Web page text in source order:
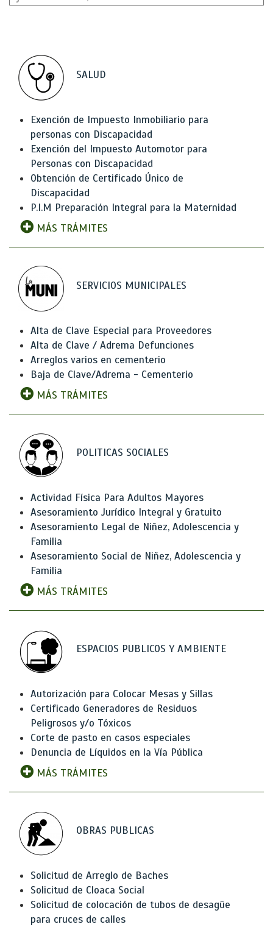
SALUD
Exención de Impuesto Inmobiliario para
personas con Discapacidad
Exención del Impuesto Automotor para
Personas con Discapacidad
Obtención de Certificado Único de
Discapacidad
P.I.M Preparación Integral para la Maternidad
MÁS TRÁMITES
SERVICIOS MUNICIPALES
Alta de Clave Especial para Proveedores
Alta de Clave / Adrema Defunciones
Arreglos varios en cementerio
Baja de Clave/Adrema - Cementerio
MÁS TRÁMITES
POLITICAS SOCIALES
Actividad Física Para Adultos Mayores
Asesoramiento Jurídico Integral y Gratuito
Asesoramiento Legal de Niñez, Adolescencia y
Familia
Asesoramiento Social de Niñez, Adolescencia y
Familia
MÁS TRÁMITES
ESPACIOS PUBLICOS Y AMBIENTE
Autorización para Colocar Mesas y Sillas
Certificado Generadores de Residuos
Peligrosos y/o Tóxicos
Corte de pasto en casos especiales
Denuncia de Líquidos en la Vía Pública
MÁS TRÁMITES
OBRAS PUBLICAS
Solicitud de Arreglo de Baches
Solicitud de Cloaca Social
Solicitud de colocación de tubos de desagüe
para cruces de calles